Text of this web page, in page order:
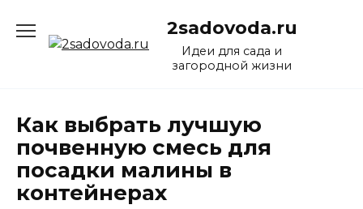
содержанию
2sadovoda.ru
Идеи для сада и
загородной жизни
Как выбрать лучшую
почвенную смесь для
посадки малины в
контейнерах